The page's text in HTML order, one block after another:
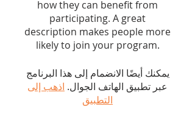
how they can benefit from
participating. A great
description makes people more
likely to join your program.
يمكنك أيضًا الانضمام إلى هذا البرنامج
عبر تطبيق الهاتف الجوال. اذهب إلى
التطبيق